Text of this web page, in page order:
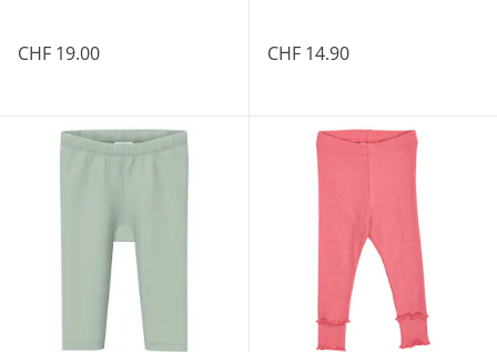
CHF 19.00 CHF 14.90